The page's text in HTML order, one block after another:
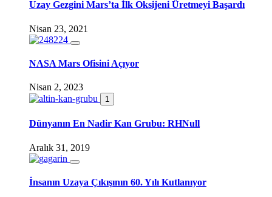
Uzay Gezgini Mars’ta İlk Oksijeni Üretmeyi Başardı
Nisan 23, 2021
NASA Mars Ofisini Açıyor
Nisan 2, 2023
1
Dünyanın En Nadir Kan Grubu: RHNull
Aralık 31, 2019
İnsanın Uzaya Çıkışının 60. Yılı Kutlanıyor